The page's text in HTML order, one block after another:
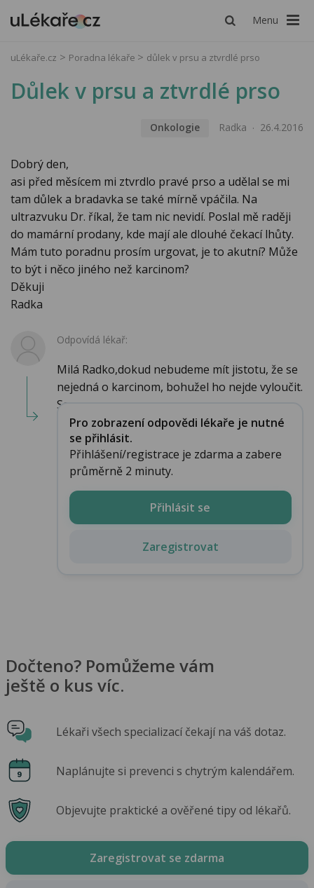
Menu
uLékaře.cz Poradna lékaře důlek v prsu a ztvrdlé prso
Důlek v prsu a ztvrdlé prso
Onkologie Radka 26.4.2016
Dobrý den,
asi před měsícem mi ztvrdlo pravé prso a udělal se mi
tam důlek a bradavka se také mírně vpáčila. Na
ultrazvuku Dr. říkal, že tam nic nevidí. Poslal mě raději
do mamární prodany, kde mají ale dlouhé čekací lhůty.
Mám tuto poradnu prosím urgovat, je to akutní? Může
to být i něco jiného než karcinom?
Děkuji
Radka
Odpovídá lékař:
Milá Radko,dokud nebudeme mít jistotu, že se
nejedná o karcinom, bohužel ho nejde vyloučit.
Sa...
Pro zobrazení odpovědi lékaře je nutné
se přihlásit.
Přihlášení/registrace je zdarma a zabere
průměrně 2 minuty.
Přihlásit se
Zaregistrovat
Dočteno? Pomůžeme vám
ještě o kus víc.
Lékaři všech specializací čekají na váš dotaz.
Naplánujte si prevenci s chytrým kalendářem.
Objevujte praktické a ověřené tipy od lékařů.
Zaregistrovat se zdarma